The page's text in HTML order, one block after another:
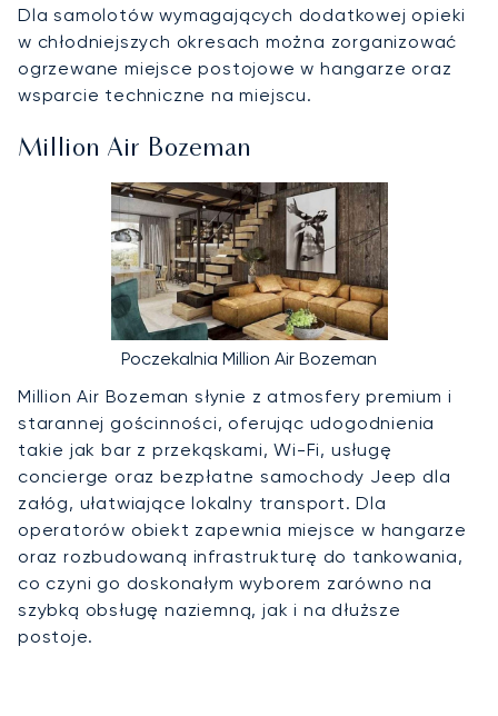
Dla samolotów wymagających dodatkowej opieki
w chłodniejszych okresach można zorganizować
ogrzewane miejsce postojowe w hangarze oraz
wsparcie techniczne na miejscu.
Million Air Bozeman
Poczekalnia Million Air Bozeman
Million Air Bozeman słynie z atmosfery premium i
starannej gościnności, oferując udogodnienia
takie jak bar z przekąskami, Wi-Fi, usługę
concierge oraz bezpłatne samochody Jeep dla
załóg, ułatwiające lokalny transport. Dla
operatorów obiekt zapewnia miejsce w hangarze
oraz rozbudowaną infrastrukturę do tankowania,
co czyni go doskonałym wyborem zarówno na
szybką obsługę naziemną, jak i na dłuższe
postoje.